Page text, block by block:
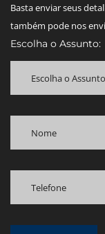
Basta enviar seus
também pode nos
Escolha o Assunto:
Escolha o Assunto